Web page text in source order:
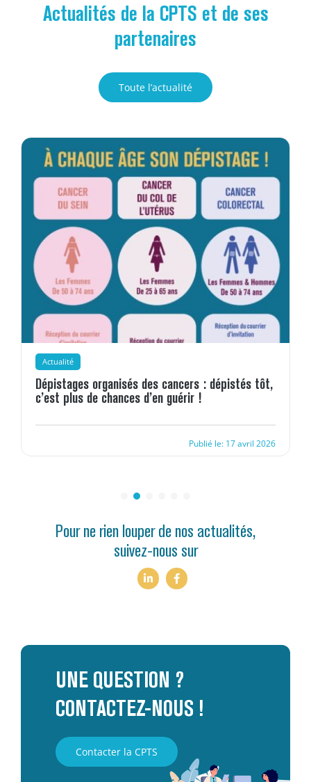
Actualités de la CPTS et de ses
partenaires
Toute l’actualité
Actualité
Dépistages organisés des cancers : dépistés tôt,
c’est plus de chances d’en guérir !
Publié le: 17 avril 2026
Pour ne rien louper de nos actualités,
suivez-nous sur
UNE QUESTION ?
CONTACTEZ-NOUS !
Contacter la CPTS